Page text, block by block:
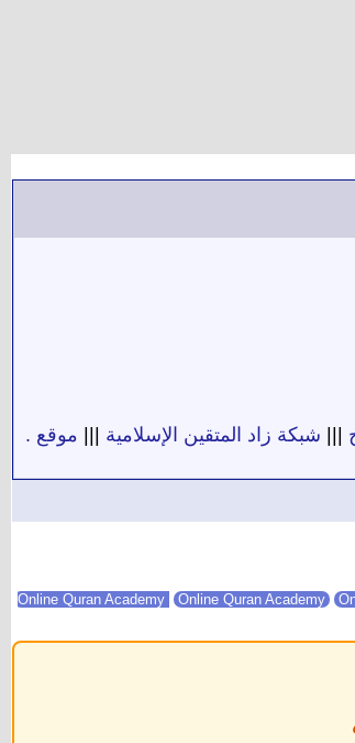
شبكة زاد المتقين الإسلامية
موقع .
Online Quran Academy